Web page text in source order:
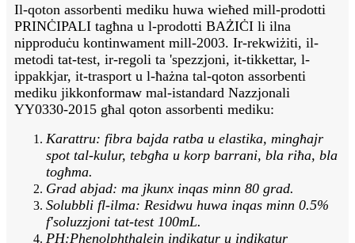
Il-qoton assorbenti mediku huwa wieħed mill-prodotti
PRINĊIPALI tagħna u l-prodotti BAŻIĊI li ilna
nipproduċu kontinwament mill-2003. Ir-rekwiżiti, il-
metodi tat-test, ir-regoli ta 'spezzjoni, it-tikkettar, l-
ippakkjar, it-trasport u l-ħażna tal-qoton assorbenti
mediku jikkonformaw mal-istandard Nazzjonali
YY0330-2015 għal qoton assorbenti mediku:
Karattru: fibra bajda ratba u elastika, mingħajr
spot tal-kulur, tebgħa u korp barrani, bla riħa, bla
togħma.
Grad abjad: ma jkunx inqas minn 80 grad.
Solubbli fl-ilma: Residwu huwa inqas minn 0.5%
f'soluzzjoni tat-test 100mL.
PH:Phenolphthalein indikatur u indikatur